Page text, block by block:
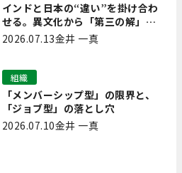
インドと日本の“違い”を掛け合わ
せる。異文化から「第三の解」を
生み出す実践【現場を変えるCQ白
2026.07.13金井 一真
「メンバーシップ型」の限界と、
「ジョブ型」の落とし穴
組織
2026.07.10金井 一真